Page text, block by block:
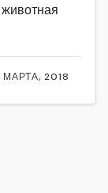
МАРТА, 2018